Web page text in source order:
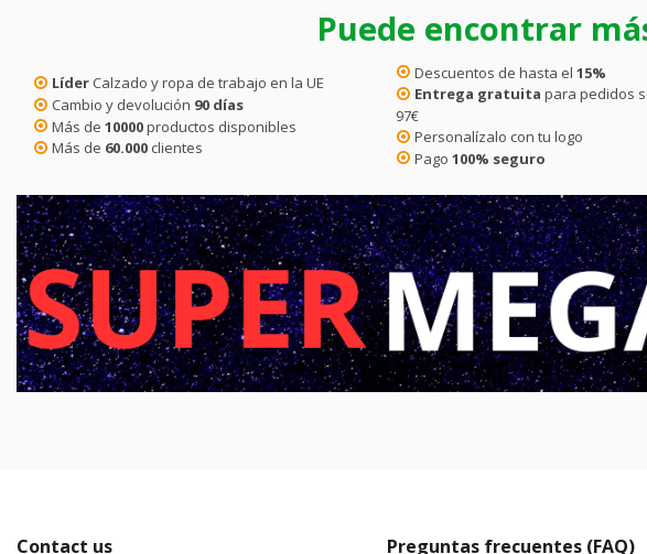
Puede encontrar
Líder Calzado y ropa de trabajo en la UE
Cambio y devolución 90 días
Más de 10000productos disponibles
Más de 60.000 clientes
Descuentos de hasta el 15%
Entrega gratuita para pedidos
97€
Personalízalo con tu logo
Pago 100% seguro
Contact us Preguntas frecuentes (FAQ)